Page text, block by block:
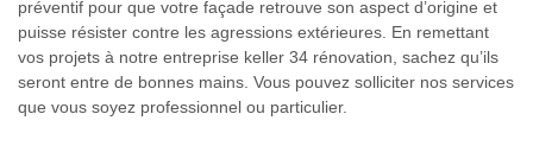
préventif pour que votre façade retrouve son aspect d’origine et
puisse résister contre les agressions extérieures. En remettant
vos projets à notre entreprise keller 34 rénovation, sachez qu’ils
seront entre de bonnes mains. Vous pouvez solliciter nos services
que vous soyez professionnel ou particulier.